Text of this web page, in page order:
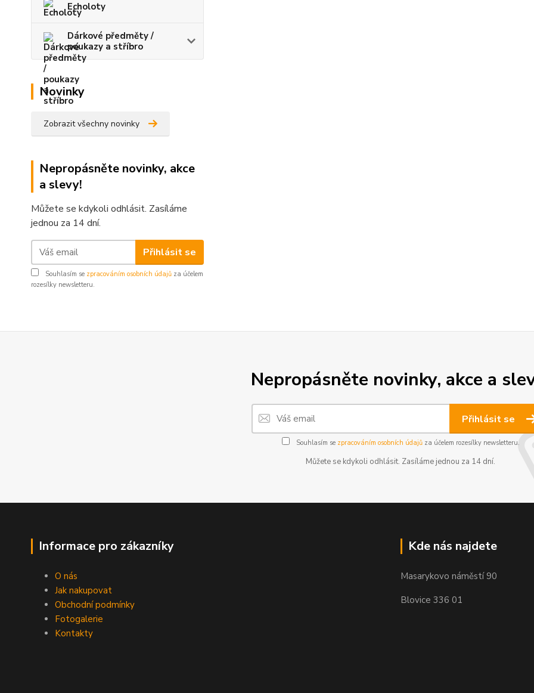
Echoloty
Dárkové předměty /
poukazy a stříbro
Novinky
Zobrazit všechny novinky
Nepropásněte novinky, akce
a slevy!
Můžete se kdykoli odhlásit. Zasíláme
jednou za 14 dní.
Přihlásit se
Souhlasím se zpracováním osobních údajů za účelem
rozesílky newsletteru.
Nepropásněte novinky, akce a
Přihlásit se
Souhlasím se zpracováním osobních údajůza účelem rozesílky newsletteru.
Můžete se kdykoli odhlásit. Zasíláme jednou za 14 dní.
Informace pro zákazníky
O nás
Jak nakupovat
Obchodní podmínky
Fotogalerie
Kontakty
Kde nás najdete
Masarykovo náměstí 90
Blovice 336 01